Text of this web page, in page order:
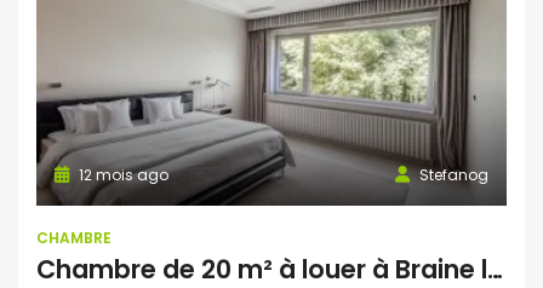
Stefanog
12 mois ago
CHAMBRE
Chambre de 20 m² à louer à Braine le Comte